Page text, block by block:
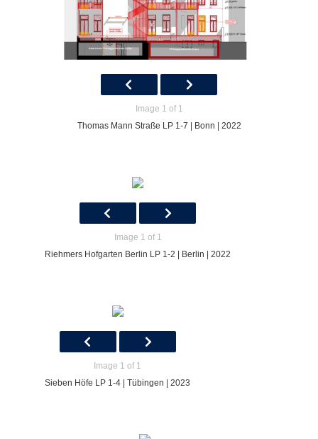
Image 1 of 1
Thomas Mann Straße LP 1-7 | Bonn | 2022
Image 1 of 1
Riehmers Hofgarten Berlin LP 1-2 | Berlin | 2022
Image 1 of 1
Sieben Höfe LP 1-4 | Tübingen | 2023